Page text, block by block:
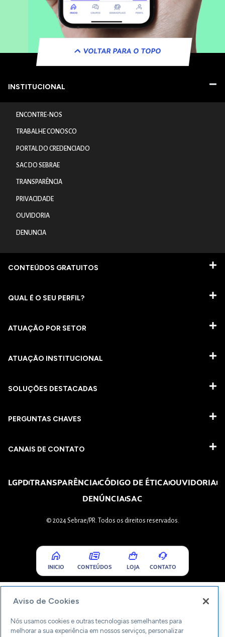
VOLTAR PARA O TOPO
INSTITUCIONAL
ENCONTRE-NOS
TRABALHE CONOSCO
PORTAL DO CREDENCIADO
SAC DO SEBRAE
TRANSPARÊNCIA
PRIVACIDADE
OUVIDORIA
DENUNCIA
CONTEÚDOS GRATUITOS
QUAL É O SEU PERFIL?
ATUAÇÃO POR SETOR
ATUAÇÃO INSTITUCIONAL
SOLUÇÕES DESTACADAS
PERGUNTAS CHAVES​
CANAIS DE CONTATO
LGPDTRANSPARÊNCIACÓDIGO DE ÉTICAOUVIDORIA
DENÚNCIASAC
© 2024 Sebrae/PR. Todos os direitos reservados.
INICIO CONTEÚDOS LOJA CONTATO
Aviso de Cookies
Nós usamos cookies e outras tecnologias semelhantes para
melhorar a sua experiência em nossos serviços, personalizar